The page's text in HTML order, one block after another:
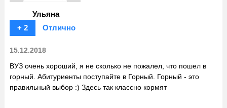
Ульяна
+ 2
Отлично
15.12.2018
ВУЗ очень хороший, я не сколько не пожалел, что пошел в
горный. Абитуриенты поступайте в Горный. Горный - это
правильный выбор :) Здесь так классно кормят